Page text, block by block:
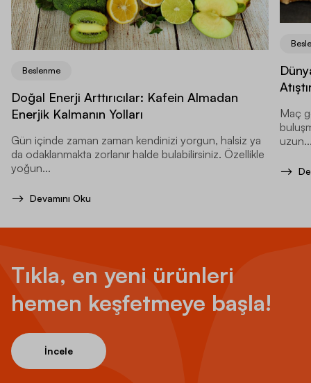
Beslenme
Doğal Enerji Arttırıcılar: Kafein Almadan
Enerjik Kalmanın Yolları
Gün içinde zaman zaman kendinizi yorgun, halsiz ya
da odaklanmakta zorlanır halde bulabilirsiniz. Özellikle
yoğun...
Devamını Oku
Maç
Tıkla, en yeni ürünleri
hemen keşfetmeye başla!
İncele